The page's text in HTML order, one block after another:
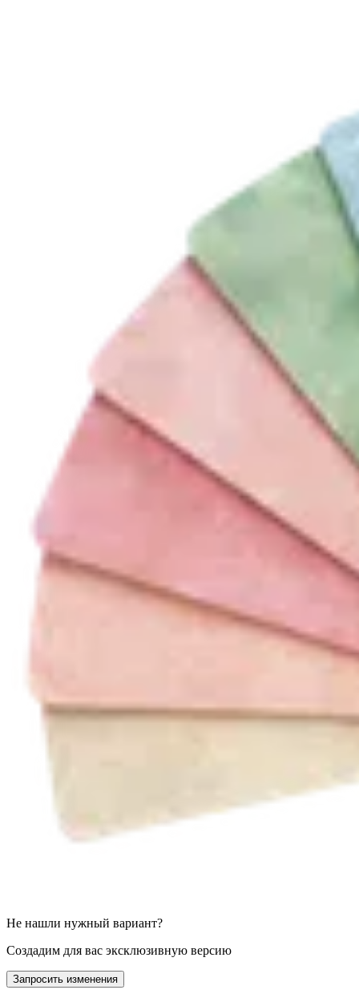
Не нашли нужный вариант?
Создадим для вас эксклюзивную версию
Запросить изменения